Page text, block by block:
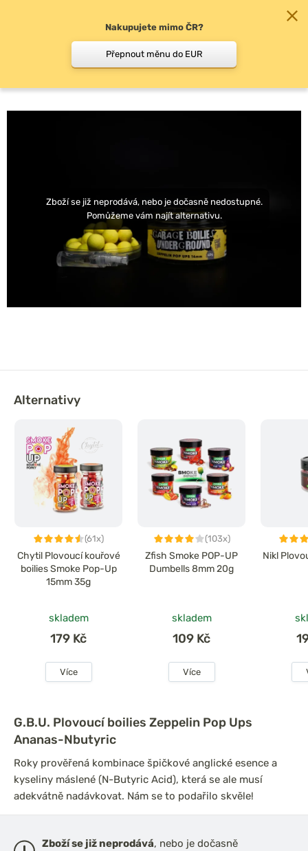
Pop-up boilie
Zboží se již neprodává, nebo je dočasně nedostupné.
Pomůžeme vám najít alternativu.
Alternativy
(61x)
Chytil Plovoucí kouřové
boilies Smoke Pop-Up
15mm 35g
skladem
179 Kč
Více
(103x)
Zfish Smoke POP-UP
Dumbells 8mm 20g
skladem
109 Kč
Více
Nikl
G.B.U. Plovoucí boilies Zeppelin Pop Ups
Ananas-Nbutyric
Roky prověřená kombinace špičkové anglické esence a
kyseliny máslené (N-Butyric Acid), která se ale musí
adekvátně nadávkovat. Nám se to podařilo skvěle!
Zboží se již neprodává, nebo je dočasně
Nakupujete mimo ČR?
Přepnout měnu do EUR